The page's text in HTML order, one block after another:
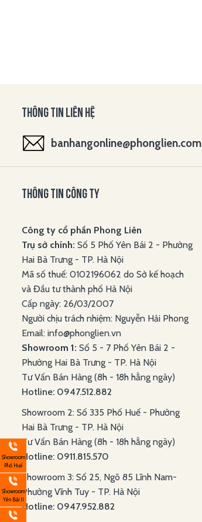
Showroom
Phố Huế
Showroom
Yên Bái II
THÔNG TIN LIÊN HỆ
banhangonline@phonglien.com
THÔNG TIN CÔNG TY
Công ty cổ phần Phong Liên
Trụ sở chính: Số 5 Phố Yên Bái 2 - Phường
Hai Bà Trưng - TP. Hà Nội
Mã số thuế: 0102196062 do Sở kế hoạch
và Đầu tư thành phố Hà Nội
Cấp ngày: 26/03/2007
Người chịu trách nhiệm: Nguyễn Hải Phong
Email: info@phonglien.vn
Showroom 1: Số 5 - 7 Phố Yên Bái 2 -
Phường Hai Bà Trưng - TP. Hà Nội
Tư Vấn Bán Hàng (8h - 18h hằng ngày)
Hotline: 0947.512.882
Showroom 2: Số 335 Phố Huế - Phường
Hai Bà Trưng - TP. Hà Nội
Tư Vấn Bán Hàng (8h - 18h hằng ngày)
Hotline: 0911.815.570
Showroom 3: Số 25, Ngõ 85 Lĩnh Nam-
Phường Vĩnh Tuy - TP. Hà Nội
Hotline: 0947.952.882